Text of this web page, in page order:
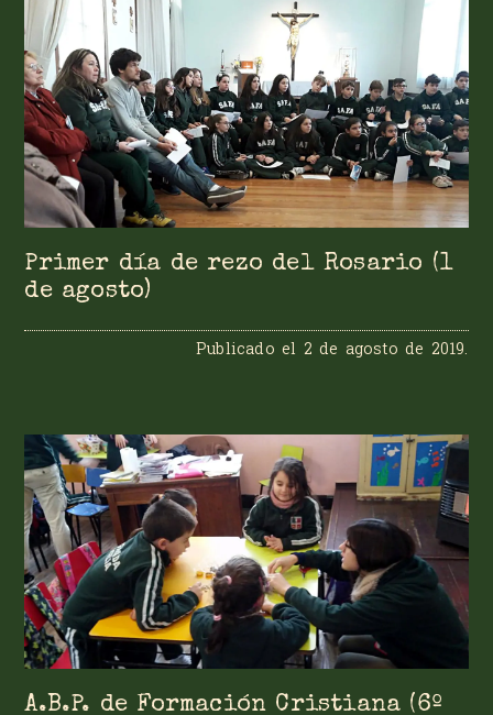
Primer día de rezo del Rosario (1
de agosto)
Publicado el 2 de agosto de 2019.
A.B.P. de Formación Cristiana (6º